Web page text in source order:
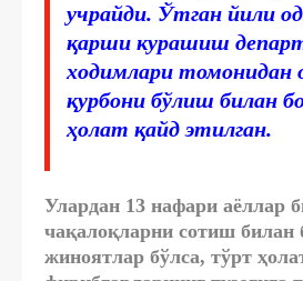
учрайди. Ўтган йили
қарши курашиш
ходимлари томонидан
қурбони бўлиш билан
ҳолат қайд этилган.
Улардан 13 нафари аёллар
чақалоқларни сотиш билан
жиноятлар бўлса, тўрт